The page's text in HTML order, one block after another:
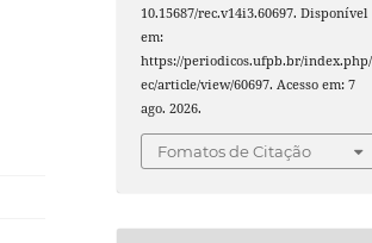
10.15687/rec.v14i3.60697. Disponível
em:
https://periodicos.ufpb.br/
ec/article/view/60697. Acesso em: 7
ago. 2026.
Fomatos de Citação